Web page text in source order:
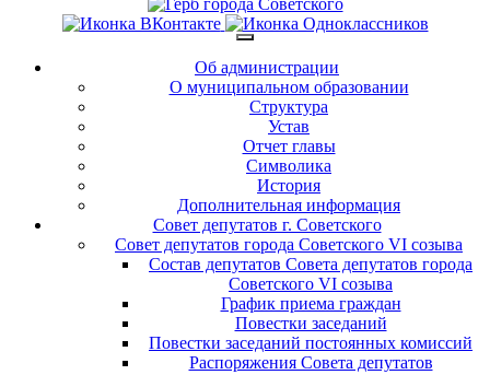
Об администрации
О муниципальном образовании
Структура
Устав
Отчет главы
Символика
История
Дополнительная информация
Совет депутатов г. Советского
Совет депутатов города Советского VI созыва
Состав депутатов Совета депутатов города
Советского VI созыва
График приема граждан
Повестки заседаний
Повестки заседаний постоянных комиссий
Распоряжения Совета депутатов